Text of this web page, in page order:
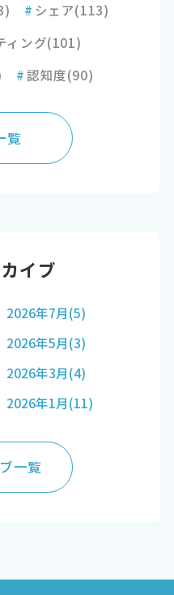
# シェア(113)
ィング(101)
#認知度(90)
覧
イブ
2026年7月(5)
2026年5月(3)
2026年3月(4)
2026年1月(11)
一覧